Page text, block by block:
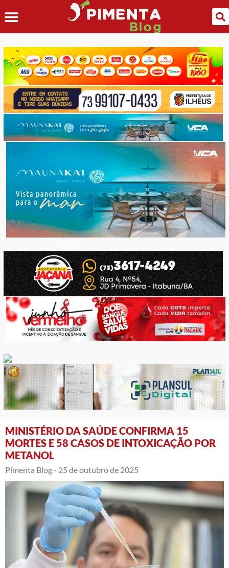
MINISTÉRIO DA SAÚDE CONFIRMA 15
MORTES E 58 CASOS DE INTOXICAÇÃO POR
METANOL
Pimenta Blog - 25 de outubro de 2025